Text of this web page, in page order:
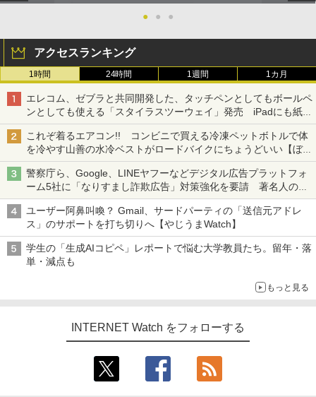
● ● ●
アクセスランキング
1時間 24時間 1週間 1カ月
エレコム、ゼブラと共同開発した、タッチペンとしてもボールペ
ンとしても使える「スタイラスツーウェイ」発売 iPadにも紙に
も、持ち替えずに書き込める
これぞ着るエアコン!! コンビニで買える冷凍ペットボトルで体
を冷やす山善の水冷ベストがロードバイクにちょうどいい【ぼっ
ち・ざ・ろーど！その14】【空いた時間でなにしてる？】
警察庁ら、Google、LINEヤフーなどデジタル広告プラットフォ
ーム5社に「なりすまし詐欺広告」対策強化を要請 著名人の写
真や映像を使った投資詐欺などへの対策として
ユーザー阿鼻叫喚？ Gmail、サードパーティの「送信元アドレ
ス」のサポートを打ち切りへ【やじうまWatch】
学生の「生成AIコピペ」レポートで悩む大学教員たち。留年・落
単・減点も
もっと見る
INTERNET Watch をフォローする